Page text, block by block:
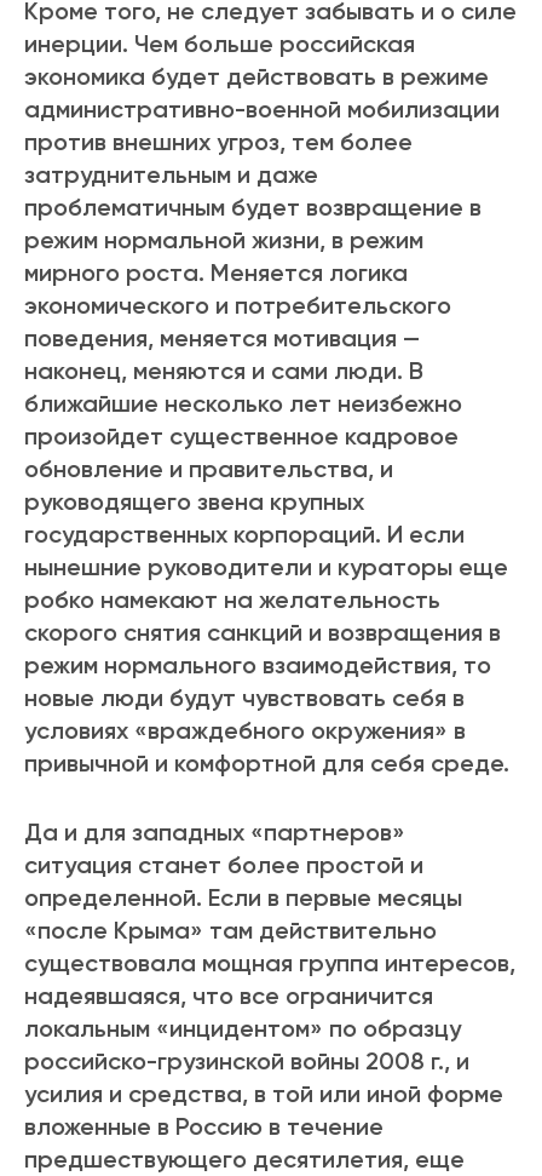
Кроме того, не следует забывать и о силе
инерции. Чем больше российская
экономика будет действовать в режиме
административно-военной мобилизации
против внешних угроз, тем более
затруднительным и даже
проблематичным будет возвращение в
режим нормальной жизни, в режим
мирного роста. Меняется логика
экономического и потребительского
поведения, меняется мотивация —
наконец, меняются и сами люди. В
ближайшие несколько лет неизбежно
произойдет существенное кадровое
обновление и правительства, и
руководящего звена крупных
государственных корпораций. И если
нынешние руководители и кураторы еще
робко намекают на желательность
скорого снятия санкций и возвращения в
режим нормального взаимодействия, то
новые люди будут чувствовать себя в
условиях «враждебного окружения» в
привычной и комфортной для себя среде.
Да и для западных «партнеров»
ситуация станет более простой и
определенной. Если в первые месяцы
«после Крыма» там действительно
существовала мощная группа интересов,
надеявшаяся, что все ограничится
локальным «инцидентом» по образцу
российско-грузинской войны 2008 г., и
усилия и средства, в той или иной форме
вложенные в Россию в течение
предшествующего десятилетия, еще